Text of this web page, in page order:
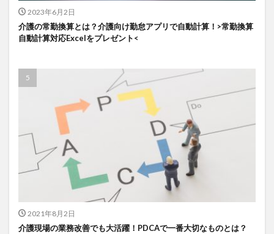
2023年6月2日
介護の常勤換算とは？介護向け勤怠アプリで自動計算！>常勤換算
自動計算対応Excelをプレゼント<
2021年8月2日
介護現場の業務改善でも大活躍！PDCAで一番大切なものとは？
検索